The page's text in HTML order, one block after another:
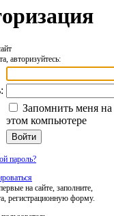
авторизуйтесь:
Запомнить меня на
этом компьютере
пароль?
на сайте, заполните,
регистрационную форму.